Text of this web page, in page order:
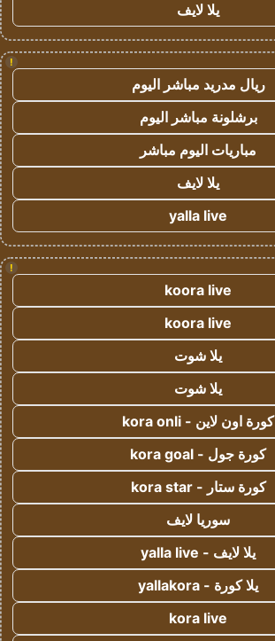
يلا لايف
!
ريال مدريد مباشر اليوم
برشلونة مباشر اليوم
مباريات اليوم مباشر
يلا لايف
yalla live
!
koora live
koora live
يلا شوت
يلا شوت
كورة اون لاين - kora onli
كورة جول - kora goal
كورة ستار - kora star
سوريا لايف
يلا لايف - yalla live
يلا كورة - yallakora
kora live